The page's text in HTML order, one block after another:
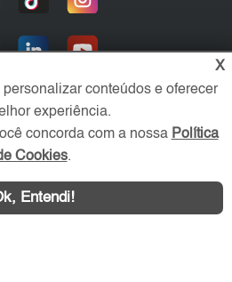
Contatar
aos anunciantes,
sua conta:
X
conteúdos e oferecer
experiência.
concorda com a nossa Política
Cookies.
Entendi!